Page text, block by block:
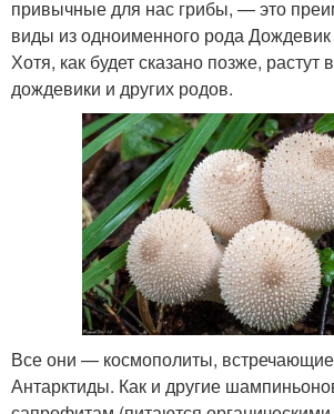
привычные для нас грибы, — это
виды из одноименного рода Дождевик
Хотя, как будет сказано позже, растут
дождевики и других родов.
Все они — космополиты,
Антарктиды. Как и другие